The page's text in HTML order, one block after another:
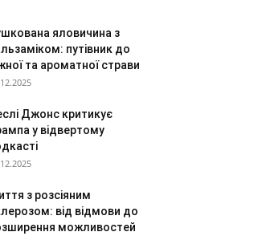
яловичина з
путівник до
та ароматної страви
Джонс критикує
у відвертому
з розсіяним
від відмови до
можливостей